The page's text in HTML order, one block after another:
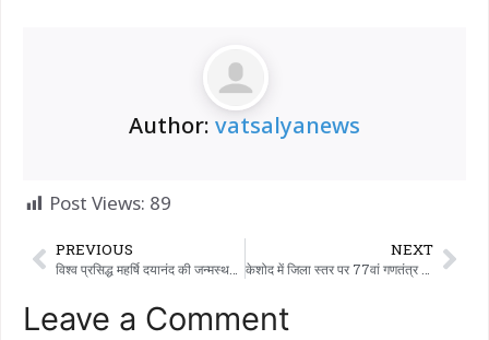
Author: vatsalyanews
Post Views: 89
PREVIOUS
विश्व प्रसिद्ध महर्षि दयानंद की जन्मस्थली टंकारा में 77वां जिला स्तरीय गणतंत्र दिवस बड़े उत्साह और देशभक्ति के साथ मनाया गया।
NEXT
केशोद में जिला स्तर पर 77वां गणतंत्र दिवस मनाया गया
Leave a Comment